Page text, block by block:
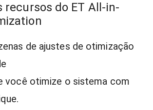
recursos do ET All-in-
de ajustes de otimização
você otimize o sistema com